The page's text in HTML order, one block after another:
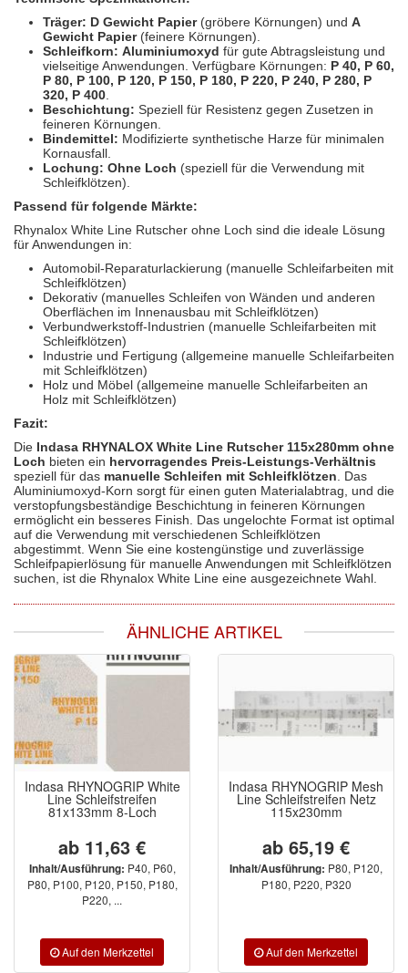
Träger: D Gewicht Papier(gröbere Körnungen) und A
Gewicht Papier(feinere Körnungen).
Schleifkorn: Aluminiumoxyd für gute Abtragsleistung und
vielseitige Anwendungen. Verfügbare Körnungen: P 40, P 60,
P 80, P 100, P 120, P 150, P 180, P 220, P 240, P 280, P
320, P 400
Beschichtung: Speziell für Resistenz gegen Zusetzen in
feineren Körnungen.
Bindemittel: Modifizierte synthetische Harze für minimalen
Kornausfall.
Lochung: Ohne Loch (speziell für die Verwendung mit
Schleifklötzen).
Passend für folgende Märkte:
Rhynalox White Line Rutscher ohne Loch sind die ideale Lösung
für Anwendungen in:
Automobil-Reparaturlackierung (manuelle Schleifarbeiten mit
Schleifklötzen)
Dekorativ (manuelles Schleifen von Wänden und anderen
Oberflächen im Innenausbau mit Schleifklötzen)
Verbundwerkstoff-Industrien (manuelle Schleifarbeiten mit
Schleifklötzen)
Industrie und Fertigung (allgemeine manuelle Schleifarbeiten
mit Schleifklötzen)
Holz und Möbel (allgemeine manuelle Schleifarbeiten an
Holz mit Schleifklötzen)
Fazit:
Die Indasa RHYNALOX White Line Rutscher 115x280mm ohne
Loch bieten ein hervorragendes Preis-Leistungs-Verhältnis
speziell für das manuelle Schleifen mit Schleifklötzen . Das
Aluminiumoxyd-Korn sorgt für einen guten Materialabtrag, und die
verstopfungsbeständige Beschichtung in feineren Körnungen
ermöglicht ein besseres Finish. Das ungelochte Format ist optimal
auf die Verwendung mit verschiedenen Schleifklötzen
abgestimmt. Wenn Sie eine kostengünstige und zuverlässige
Schleifpapierlösung für manuelle Anwendungen mit Schleifklötzen
suchen, ist die Rhynalox White Line eine ausgezeichnete Wahl.
ÄHNLICHE ARTIKEL
Indasa RHYNOGRIP White
Line Schleifstreifen
81x133mm 8-Loch
ab 11,63 €
Inhalt/Ausführung: P40, P60,
P80, P100, P120, P150, P180,
P220, ...
Indasa RHYNOGRIP Mesh
Line Schleifstreifen Netz
115x230mm
ab 65,19 €
Inhalt/Ausführung: P80, P120,
P180, P220, P320